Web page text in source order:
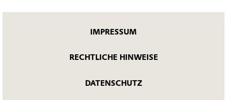
IMPRESSUM
RECHTLICHE HINWEISE
DATENSCHUTZ